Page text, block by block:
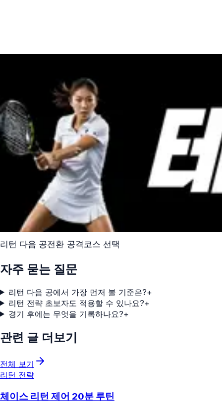
리턴 다음 공전환 공격 코스 선택
자주 묻는 질문
리턴 다음 공에서 가장 먼저 볼 기준은?+
리턴 전략 초보자도 적용할 수 있나요?+
경기 후에는 무엇을 기록하나요?+
관련 글 더보기
전체 보기
리턴 전략
체이스 리턴 제어 20분 루틴